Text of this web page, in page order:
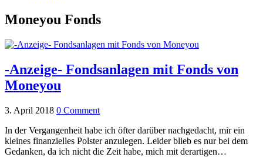
Moneyou Fonds
-Anzeige- Fondsanlagen mit Fonds von
Moneyou
3. April 2018 0 Comment
In der Vergangenheit habe ich öfter darüber nachgedacht, mir ein
kleines finanzielles Polster anzulegen. Leider blieb es nur bei dem
Gedanken, da ich nicht die Zeit habe, mich mit derartigen…